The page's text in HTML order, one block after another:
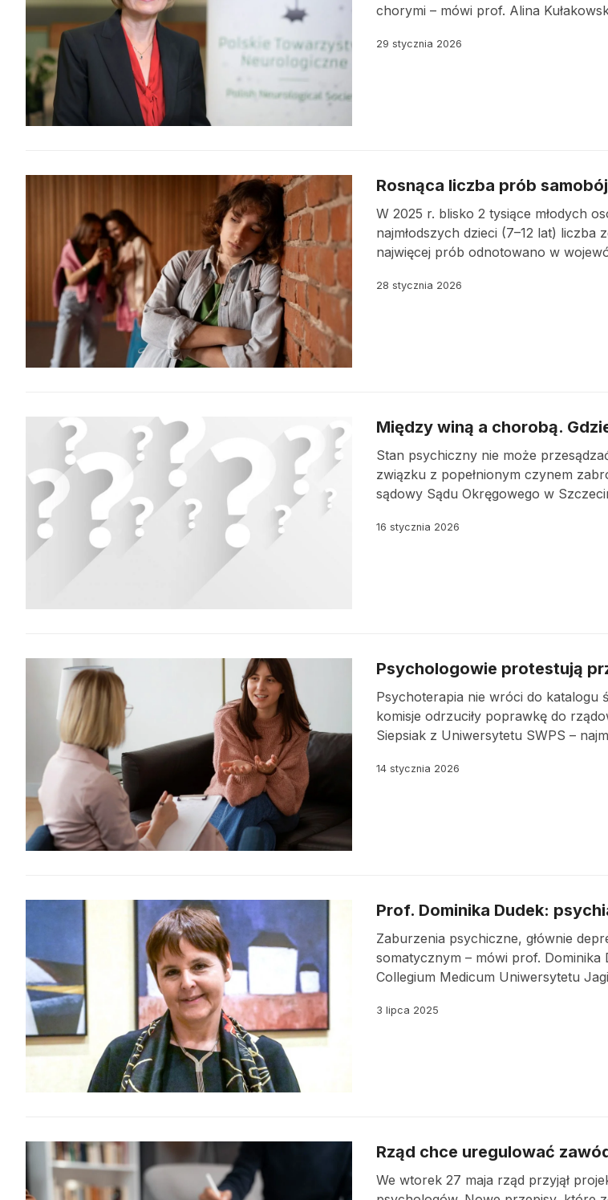
chorymi – mówi prof. Alina
29 stycznia 2026
Rosnąca liczba prób
W 2025 r. blisko 2 tysiące młodych
najmłodszych dzieci (7–12 lat)
najwięcej prób odnotowano w
28 stycznia 2026
Między winą a chorobą.
Stan psychiczny nie może
związku z popełnionym czynem
sądowy Sądu Okręgowego w
16 stycznia 2026
Psychologowie protestują
Psychoterapia nie wróci do katalogu
komisje odrzuciły poprawkę do
Siepsiak z Uniwersytetu SWPS –
14 stycznia 2026
Prof. Dominika Dudek:
Zaburzenia psychiczne, głównie
somatycznym – mówi prof. Dominika
Collegium Medicum Uniwersytetu
3 lipca 2025
Rząd chce uregulować
We wtorek 27 maja rząd przyjął